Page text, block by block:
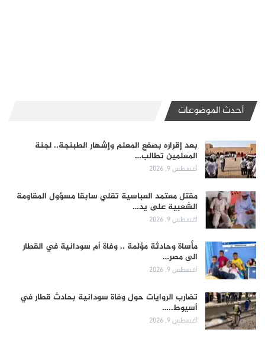
أحدث الموضوعات
بعد إقراره بصفع المعلم وإشهار الطبنجة.. لجنة
المعلمين تطالب…
أغسطس 9, 2026
مقتل معتمد العباسية تقلي سابقا مسؤول المقاومة
الشعبية على يد…
أغسطس 9, 2026
مأساة وحادثة مؤلمة .. وفاة أم سودانية في القطار
الى مصر…
أغسطس 9, 2026
تضارب الروايات حول وفاة سودانية بحادث قطار في
أسيوط..…
أغسطس 9, 2026